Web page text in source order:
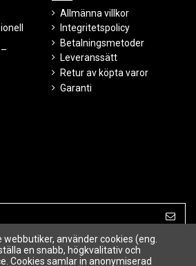
Allmänna villkor
Integritetspolicy
Betalningsmetoder
Leveranssätt
Retur av köpta varor
Garanti
när som
webbutiker, använder cookies (eng.
en snabb, högkvalitativ och
Cookies samlar in anonymiserad